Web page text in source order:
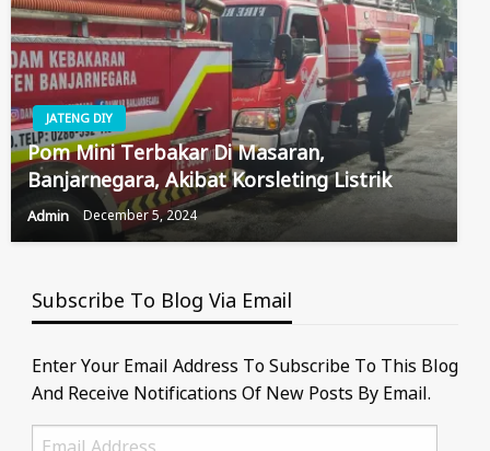
JATENG DIY
Pom Mini Terbakar Di Masaran,
Banjarnegara, Akibat Korsleting Listrik
Admin December 5, 2024
Subscribe To Blog Via Email
Enter Your Email Address To Subscribe To This Blog
And Receive Notifications Of New Posts By Email.
Email